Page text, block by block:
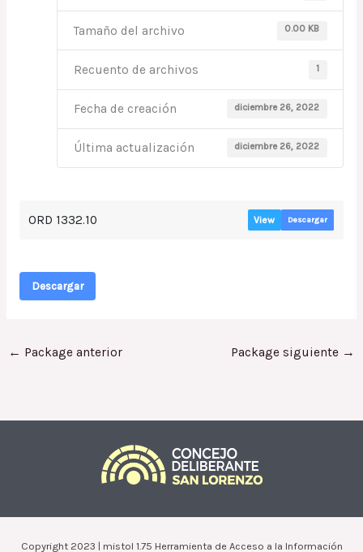
Tamaño del archivo 0.00 KB
Recuento de archivos 1
Fecha de creación diciembre 26, 2022
Última actualización diciembre 26, 2022
ORD 1332.10 View Descargar
Descargar
← Package anterior Package siguiente →
Copyright 2023 | mistol 1.75 Herramienta de Acceso a la Información